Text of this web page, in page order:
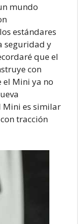
mundo
estándares
seguridad y
que el
con
el Mini ya no
Mini es similar
tracción